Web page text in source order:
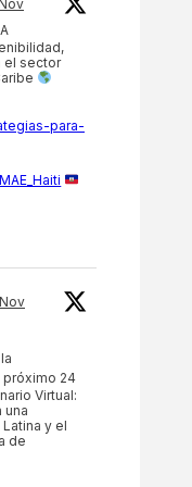
el sector
para-
próximo 24
Virtual:
una
y el
de